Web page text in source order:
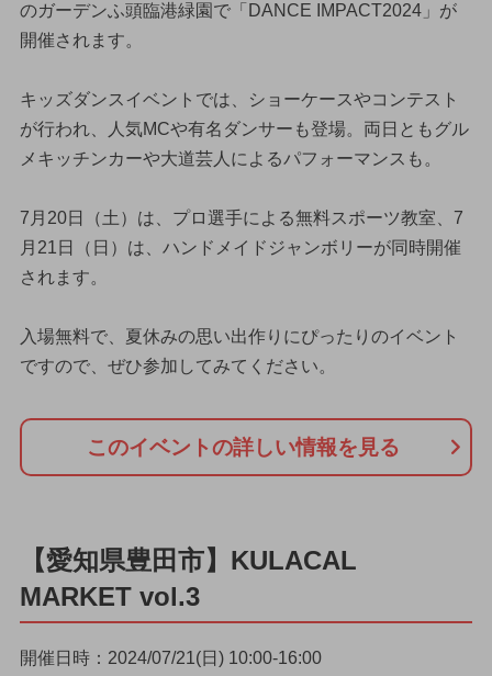
のガーデンふ頭臨港緑園で「DANCE IMPACT2024」が
開催されます。
キッズダンスイベントでは、ショーケースやコンテスト
が行われ、人気MCや有名ダンサーも登場。両日ともグル
メキッチンカーや大道芸人によるパフォーマンスも。
7月20日（土）は、プロ選手による無料スポーツ教室、7
月21日（日）は、ハンドメイドジャンボリーが同時開催
されます。
入場無料で、夏休みの思い出作りにぴったりのイベント
ですので、ぜひ参加してみてください。
このイベントの詳しい情報を見る
【愛知県豊田市】KULACAL
MARKET vol.3
開催日時：2024/07/21(日) 10:00-16:00